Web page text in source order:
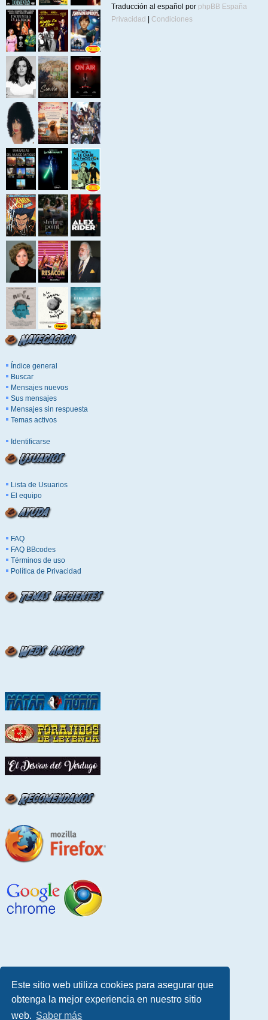
Este sitio web utiliza cookies para asegurar que
obtenga la mejor experiencia en nuestro sitio
web. Saber más
Índice general
Buscar
Mensajes nuevos
Sus mensajes
Mensajes sin respuesta
Temas activos
Identificarse
Lista de Usuarios
El equipo
FAQ
FAQ BBcodes
Términos de uso
Política de Privacidad
Traducción al español por phpBB España
Privacidad
Condiciones